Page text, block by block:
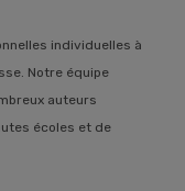
individuelles à
Notre équipe
auteurs
écoles et de